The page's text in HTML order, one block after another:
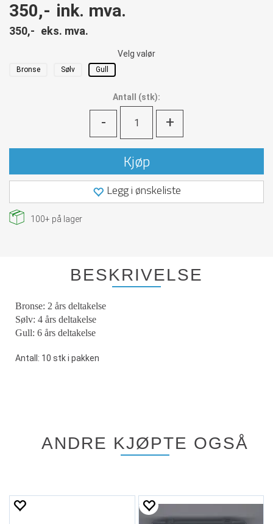
350,- ink. mva.
350,- eks. mva.
Velg valør
Bronse Sølv Gull
Antall (stk):
- +
Kjøp
Legg i ønskeliste
100+ på lager
BESKRIVELSE
Bronse: 2 års deltakelse
Sølv: 4 års deltakelse
Gull: 6 års deltakelse
Antall: 10 stk i pakken
ANDRE KJØPTE OGSÅ